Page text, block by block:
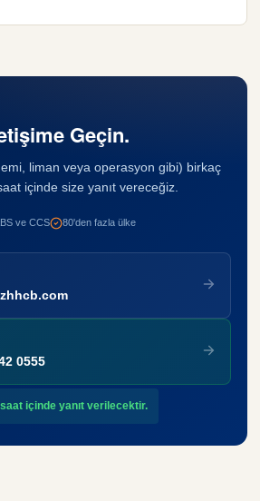
Geçin.
liman veya operasyon gibi) birkaç
içinde size yanıt vereceğiz.
ve CCS 80'den fazla ülke
0555
içinde yanıt verilecektir.